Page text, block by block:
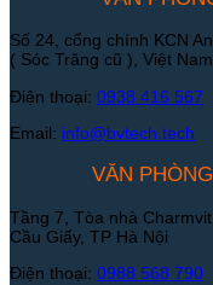
Số 24, cổng chính KCN
( Sóc Trăng cũ ), Việt Nam
Điện thoại: 0938 416 567
Email: info@bvtech.tech
VĂN
Tầng 7, Tòa nhà
Cầu Giấy, TP Hà Nội
Điện thoại: 0988 568 790